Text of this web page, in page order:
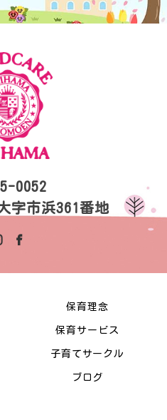
0052
字市浜361番地
保育理念
保育サービス
子育てサークル
ブログ